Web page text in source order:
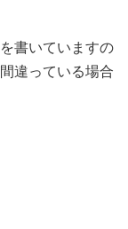
書いていますの
違っている場合